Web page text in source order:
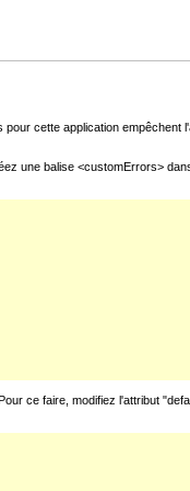
cette application
une balise <customErrors>
ce faire, modifiez l'attribut